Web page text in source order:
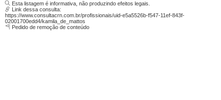
Esta listagem é informativa, não produzindo efeitos legais.
Link dessa consulta:
https://www.consultacrn.com.br/profissionais/uid-e5a5526b-f547-11ef-843f-
02001700edd4/kamila_de_mattos
Pedido de remoção de conteúdo